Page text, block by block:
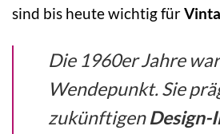
sind bis heute wichtig für
Die 1960er Jahre
Wendepunkt. Sie
zukünftigenDesign-